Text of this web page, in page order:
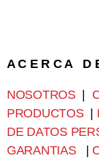
A C E R C A D
NOSOTROS|
PRODUCTOS|
DE DATOS
GARANTIAS